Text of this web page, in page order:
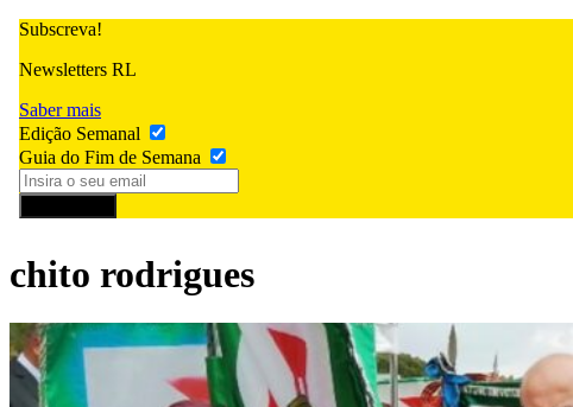
Subscreva!
Newsletters RL
Saber mais
Edição Semanal
Guia do Fim de Semana
chito rodrigues